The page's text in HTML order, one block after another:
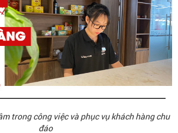
trong công việc và phục vụ khách hàng chu
đáo